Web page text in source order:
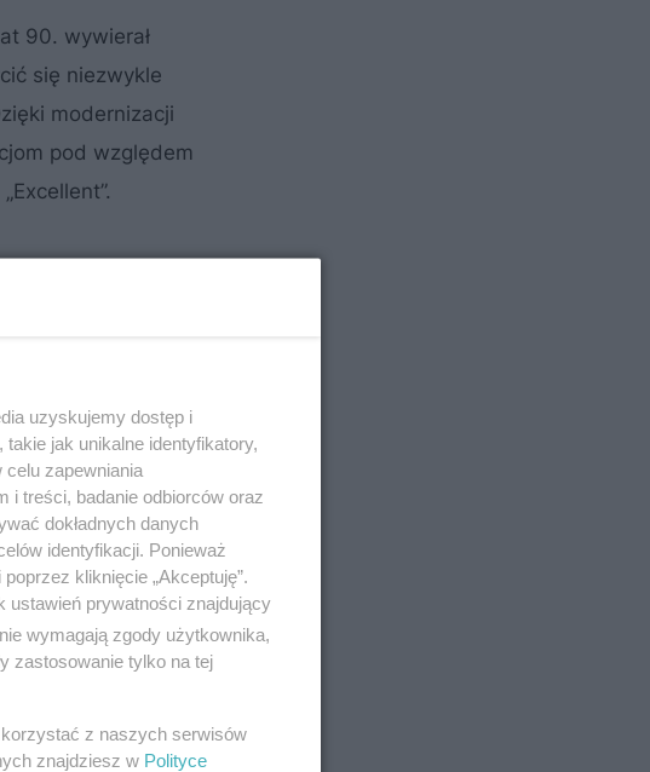
90. wywierał
się niezwykle
modernizacji
pod względem
uzyskujemy dostęp i
jak unikalne identyfikatory,
celu zapewniania
i treści, badanie odbiorców oraz
dokładnych danych
identyfikacji. Ponieważ
kliknięcie „Akceptuję”.
ustawień prywatności znajdujący
wymagają zgody użytkownika,
zastosowanie tylko na tej
z naszych serwisów
znajdziesz w Polityce